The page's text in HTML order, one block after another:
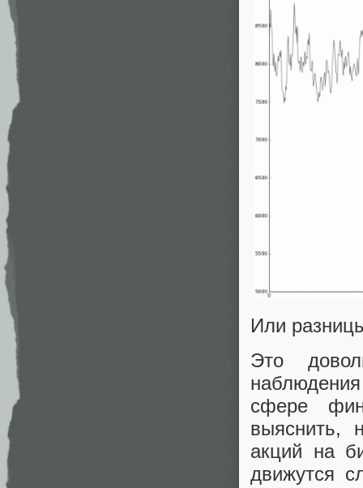
Или
Это
сфере
выяснить,
акций на
движутся